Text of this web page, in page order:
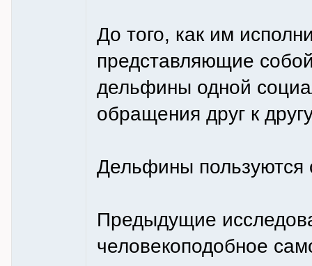
До того, как им
представляющие
дельфины одной
обращения друг к
Дельфины пользуются
Предыдущие
человекоподобное